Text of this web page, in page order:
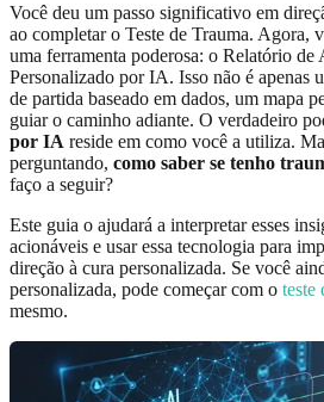
Você deu um passo significativo em
ao completar o Teste de Trauma. Agora,
uma ferramenta poderosa: o Relatório de
Personalizado por IA. Isso não é apenas
de partida baseado em dados, um mapa
guiar o caminho adiante. O verdadeiro
por IA reside em como você a utiliza.
perguntando, como saber se tenho
faço a seguir?
Este guia o ajudará a interpretar esses
acionáveis e usar essa tecnologia para
direção à cura personalizada. Se você
personalizada, pode começar com o teste
mesmo.